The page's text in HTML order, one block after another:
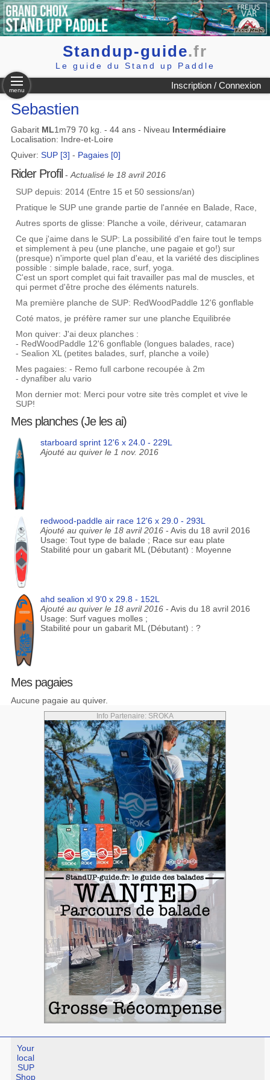
Standup-guide.fr
Le guide du Stand up Paddle
Inscription / Connexion
menu
Sebastien
Gabarit ML1m79 70 kg. - 44 ans - Niveau Intermédiaire
Localisation: Indre-et-Loire
Quiver: SUP [3] - Pagaies [0]
Rider Profil - Actualisé le 18 avril 2016
SUP depuis: 2014 (Entre 15 et 50 sessions/an)
Pratique le SUP une grande partie de l'année en Balade, Race,
Autres sports de glisse: Planche a voile, dériveur, catamaran
Ce que j'aime dans le SUP: La possibilité d'en faire tout le temps
et simplement à peu (une planche, une pagaie et go!) sur
(presque) n'importe quel plan d'eau, et la variété des disciplines
possible : simple balade, race, surf, yoga.
C'est un sport complet qui fait travailler pas mal de muscles, et
qui permet d'être proche des éléments naturels.
Ma première planche de SUP: RedWoodPaddle 12'6 gonflable
Coté matos, je préfère ramer sur une planche Equilibrée
Mon quiver: J'ai deux planches :
- RedWoodPaddle 12'6 gonflable (longues balades, race)
- Sealion XL (petites balades, surf, planche a voile)
Mes pagaies: - Remo full carbone recoupée à 2m
- dynafiber alu vario
Mon dernier mot: Merci pour votre site très complet et vive le
SUP!
Mes planches (Je les ai)
starboard sprint 12'6 x 24.0 - 229L
Ajouté au quiver le 1 nov. 2016
redwood-paddle air race 12'6 x 29.0 - 293L
Ajouté au quiver le 18 avril 2016 - Avis du 18 avril 2016
Usage: Tout type de balade ; Race sur eau plate
Stabilité pour un gabarit ML (Débutant) : Moyenne
ahd sealion xl 9'0 x 29.8 - 152L
Ajouté au quiver le 18 avril 2016 - Avis du 18 avril 2016
Usage: Surf vagues molles ;
Stabilité pour un gabarit ML (Débutant) : ?
Mes pagaies
Aucune pagaie au quiver.
Info Partenaire: SROKA
Your
local
SUP
Shop